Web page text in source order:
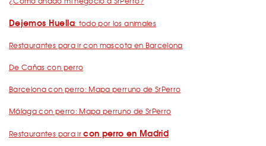
Dejemos Huella: todo por los animales
Restaurantes para ir con mascota en Barcelona
De Cañas con perro
Barcelona con perro: Mapa perruno de SrPerro
Málaga con perro: Mapa perruno de SrPerro
Restaurantes para ircon perro en Madrid